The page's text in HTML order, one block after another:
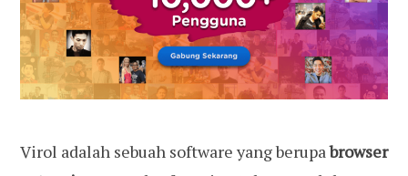
Virol adalah sebuah software yang berupabrowser